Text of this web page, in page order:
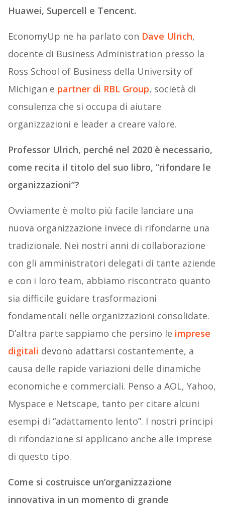
Huawei, Supercell e Tencent.
EconomyUp ne ha parlato con Dave Ulrich,
docente di Business Administration presso la
Ross School of Business della University of
Michigan e partner di RBL Group, società di
consulenza che si occupa di aiutare
organizzazioni e leader a creare valore.
Professor Ulrich, perché nel 2020 è necessario,
come recita il titolo del suo libro, “rifondare le
organizzazioni”?
Ovviamente è molto più facile lanciare una
nuova organizzazione invece di rifondarne una
tradizionale. Nei nostri anni di collaborazione
con gli amministratori delegati di tante aziende
e con i loro team, abbiamo riscontrato quanto
sia difficile guidare trasformazioni
fondamentali nelle organizzazioni consolidate.
D’altra parte sappiamo che persino le imprese
digitali devono adattarsi costantemente, a
causa delle rapide variazioni delle dinamiche
economiche e commerciali. Penso a AOL, Yahoo,
Myspace e Netscape, tanto per citare alcuni
esempi di “adattamento lento”. I nostri principi
di rifondazione si applicano anche alle imprese
di questo tipo.
Come si costruisce un’organizzazione
innovativa in un momento di grande